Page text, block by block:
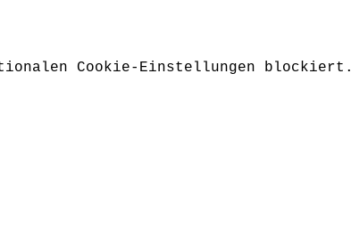
Cookie-Einstellungen blockiert.